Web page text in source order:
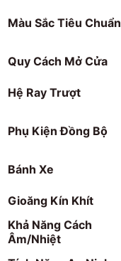
Màu Sắc Tiêu Chuẩn
Quy Cách Mở Cửa
Hệ Ray Trượt
Phụ Kiện Đồng Bộ
Bánh Xe
Gioăng Kín Khít
Khả Năng Cách
Âm/Nhiệt